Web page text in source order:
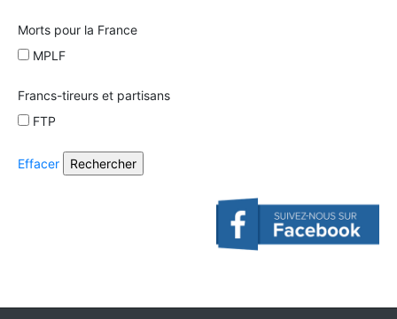
Morts pour la France
MPLF
Francs-tireurs et partisans
FTP
Effacer